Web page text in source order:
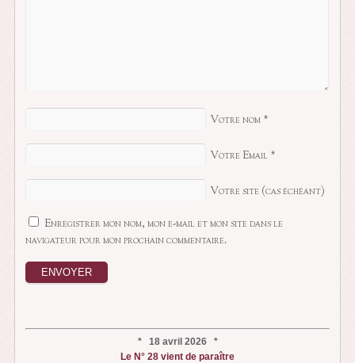
Votre nom *
Votre Email *
Votre site (cas échéant)
Enregistrer mon nom, mon e-mail et mon site dans le
navigateur pour mon prochain commentaire.
* 18 avril 2026 *
Le N° 28 vient de paraître